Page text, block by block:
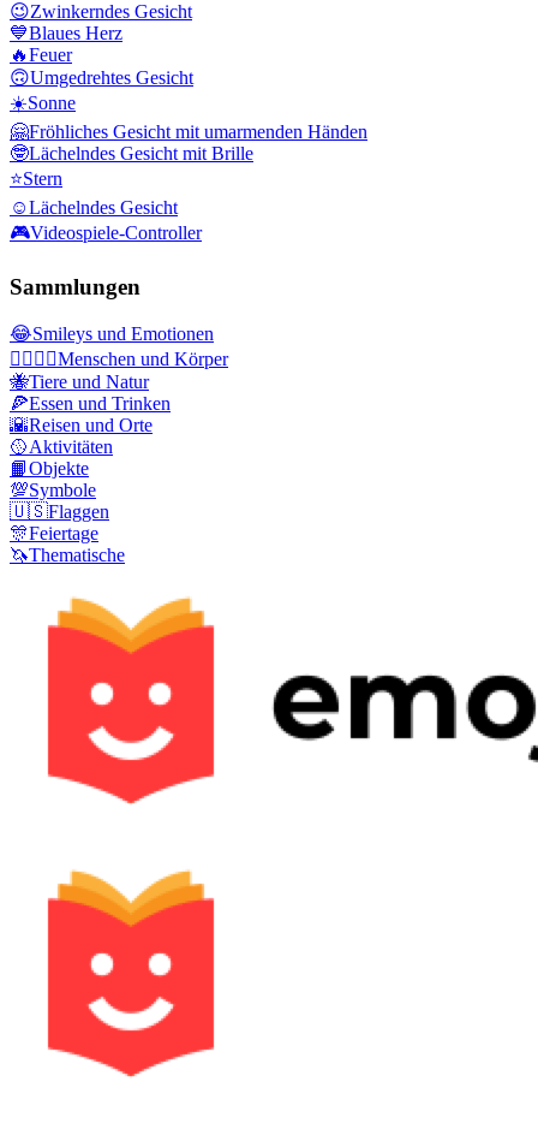
😉Zwinkerndes Gesicht
💙Blaues Herz
🔥Feuer
🙃Umgedrehtes Gesicht
☀️Sonne
🤗Fröhliches Gesicht mit umarmenden Händen
🤓Lächelndes Gesicht mit Brille
⭐Stern
☺️Lächelndes Gesicht
🎮Videospiele-Controller
Sammlungen
😂Smileys und Emotionen
👩‍❤️‍💋‍👨Menschen und Körper
🐝Tiere und Natur
🍕Essen und Trinken
🌇Reisen und Orte
🥎Aktivitäten
📙Objekte
💯Symbole
🇺🇸Flaggen
🎊Feiertage
🦄Thematische